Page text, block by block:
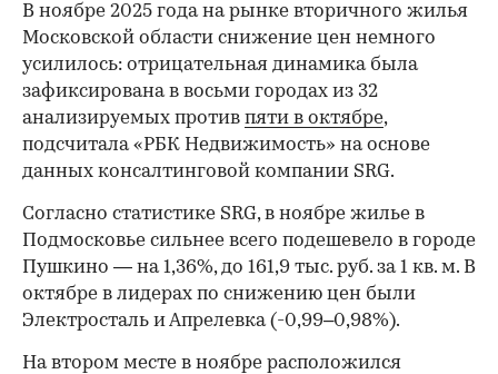
В ноябре 2025 года на рынке вторичного жилья
Московской области снижение цен немного
усилилось: отрицательная динамика была
зафиксирована в восьми городах из 32
анализируемых против пяти в октябре,
подсчитала «РБК Недвижимость» на основе
данных консалтинговой компании SRG.
Согласно статистике SRG, в ноябре жилье в
Подмосковье сильнее всего подешевело в городе
Пушкино — на 1,36%, до 161,9 тыс. руб. за 1 кв. м. В
октябре в лидерах по снижению цен были
Электросталь и Апрелевка (-0,99–0,98%).
На втором месте в ноябре расположился